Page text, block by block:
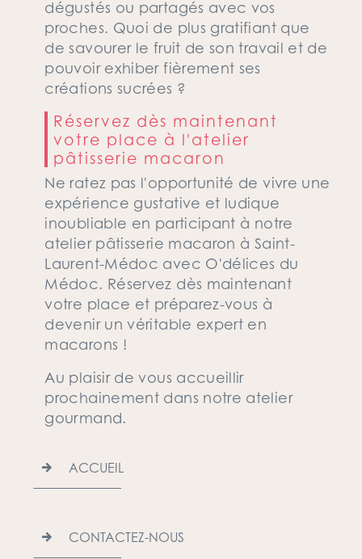
dégustés ou partagés avec vos
proches. Quoi de plus gratifiant que
de savourer le fruit de son travail et de
pouvoir exhiber fièrement ses
créations sucrées ?
Réservez dès maintenant
votre place à l'atelier
pâtisserie macaron
Ne ratez pas l'opportunité de vivre une
expérience gustative et ludique
inoubliable en participant à notre
atelier pâtisserie macaron à Saint-
Laurent-Médoc avec O'délices du
Médoc. Réservez dès maintenant
votre place et préparez-vous à
devenir un véritable expert en
macarons !
Au plaisir de vous accueillir
prochainement dans notre atelier
gourmand.
ACCUEIL
CONTACTEZ-NOUS